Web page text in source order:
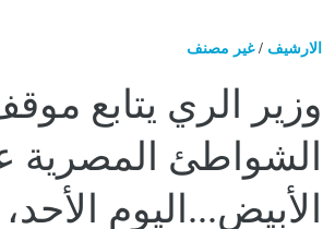
الارشيف /غير مصنف
وزير الري يتابع
الشواطئ المصرية